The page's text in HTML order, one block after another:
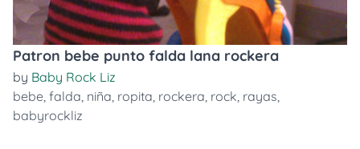
Patron bebe punto falda lana rockera
by Baby Rock Liz
bebe, falda, niña, ropita, rockera, rock, rayas,
babyrockliz